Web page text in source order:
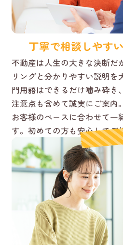
丁寧で相談しやす
不動産は人生の大きな決断だ
リングと分かりやすい説明を
門用語はできるだけ噛み砕き
注意点も含めて誠実にご案内
お客様のペースに合わせて一
す。初めての方も安心してご